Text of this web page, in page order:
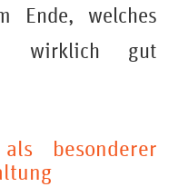
Ende, welches
wirklich gut
als besonderer